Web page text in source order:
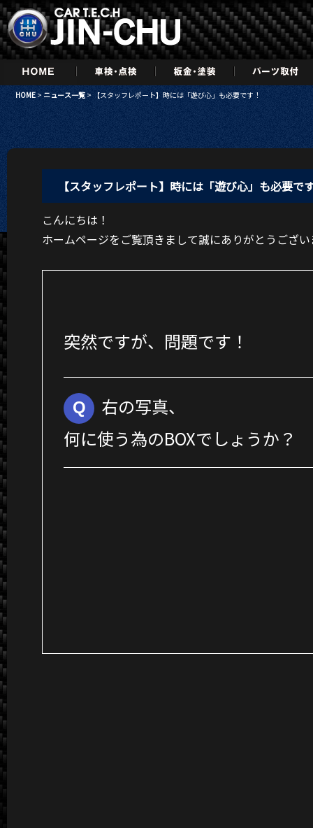
HOME > ニュース一覧 > 【スタッフレポート】時には「遊び心」も必要です！
【スタッフレポート】時には「遊び心」も必要で
こんにちは！
ホームページをご覧頂きまして誠にありがとうござ
突然ですが、問題です！
Q
右の写真、
何に使う為のBOXでしょうか？